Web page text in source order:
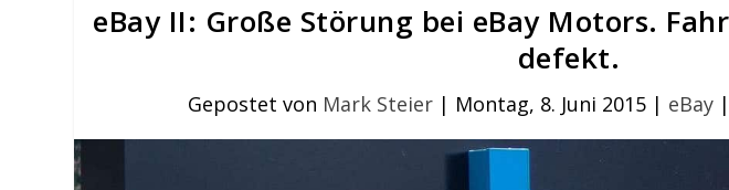
eBay II: Große Störung bei eBay Motors.
defekt.
Gepostet von Mark Steier | Montag, 8. Juni 2015 | eBay |